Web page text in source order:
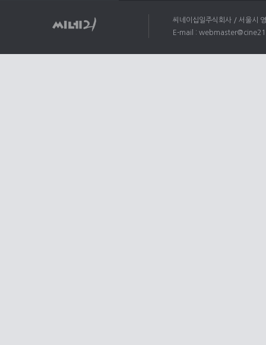
씨네이십일주식회사 / 서울시
E-mail :